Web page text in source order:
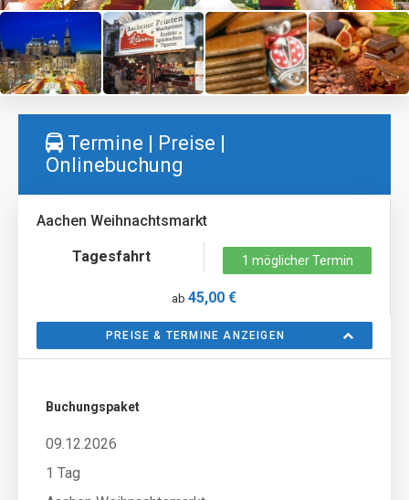
Termine | Preise |
Onlinebuchung
Aachen Weihnachtsmarkt
Tagesfahrt 1 möglicher Termin
ab 45,00 €
PREISE & TERMINE ANZEIGEN
Buchungspaket
09.12.2026
1 Tag